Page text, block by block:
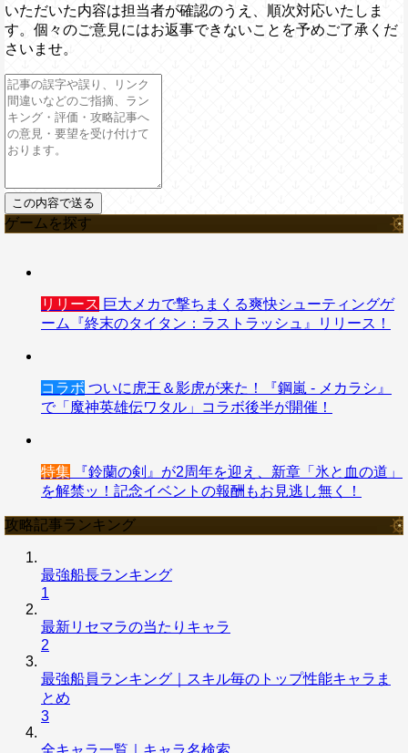
いただいた内容は担当者が確認のうえ、順次対応いたしま
す。個々のご意見にはお返事できないことを予めご了承くだ
さいませ。
ゲームを探す
リリース 巨大メカで撃ちまくる爽快シューティングゲ
ーム『終末のタイタン：ラストラッシュ』リリース！
コラボ ついに虎王＆影虎が来た！『鋼嵐 - メカラシ』
で「魔神英雄伝ワタル」コラボ後半が開催！
特集 『鈴蘭の剣』が2周年を迎え、新章「氷と血の道」
を解禁ッ！記念イベントの報酬もお見逃し無く！
攻略記事ランキング
最強船長ランキング
1
最新リセマラの当たりキャラ
2
最強船員ランキング｜スキル毎のトップ性能キャラま
とめ
3
全キャラ一覧｜キャラ名検索